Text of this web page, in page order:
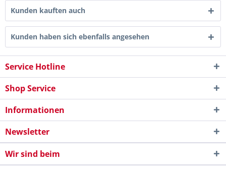
Kunden kauften auch
Kunden haben sich ebenfalls angesehen
Service Hotline
Shop Service
Informationen
Newsletter
Wir sind beim